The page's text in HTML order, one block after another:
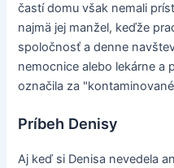
častí domu však nemali
najmä jej manžel, keďže
spoločnosť a denne
nemocnice alebo lekárne a
označila za
Príbeh Denisy
Aj keď si Denisa nevedela